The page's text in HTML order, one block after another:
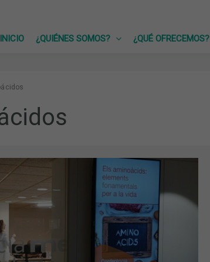
INICIO
¿QUIÉNES SOMOS? ¿QUÉ OFRECEMOS?